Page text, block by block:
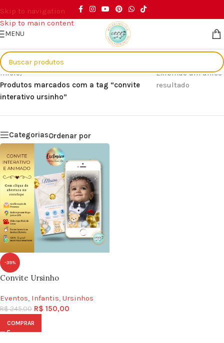
Skip to navigation
Skip to main content
MENU
Início/
Produtos marcados com a tag “convite
interativo ursinho”
Exibindo um único
resultado
CategoriasOrdenar por
-39%
Convite Ursinho
Eventos, Infantis, Ursinhos
R$245,00 R$ 150,00
COMPRAR